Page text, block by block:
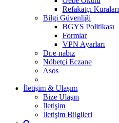
Refakatçı Kuraları
Bilgi Güvenliği
BGYS Politikası
Formlar
VPN Ayarları
Dr.e-nabız
Nöbetçi Eczane
Asos
İletişim & Ulaşım
Bize Ulaşın
İletişim
İletişim Bilgileri